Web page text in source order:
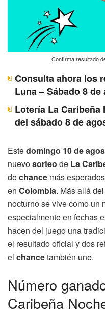
Confirma resultado
Consulta ahora los
Luna – Sábado 8 de
Lotería La
del sábado 8 de
Estedomingo 10 de
nuevosorteo de La
dechance más
en Colombia. Más allá
nocturno se vive como un
especialmente en fechas
hacen del juego una
el resultado oficial y dos
el chancetambién une.
Número
Caribeña